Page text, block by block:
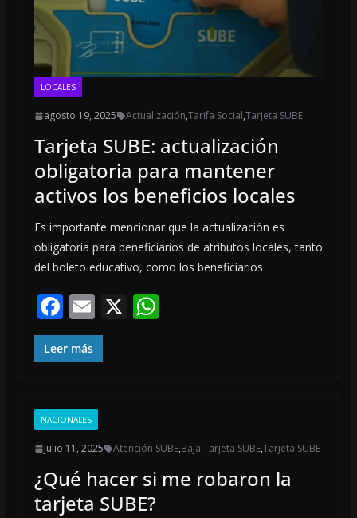
LOCALES
agosto 19, 2025 Actualización,Tarifa Social,Tarjeta SUBE
Tarjeta SUBE: actualización
obligatoria para mantener
activos los beneficios locales
Es importante mencionar que la actualización es
obligatoria para beneficiarios de atributos locales, tanto
del boleto educativo, como los beneficiarios
F
ac
e
o
o
k
E
m
ai
X W
p
Leer más
NACIONALES
julio 11, 2025 Atención SUBE,Baja Tarjeta SUBE,Tarjeta SUBE
¿Qué hacer si me robaron la
tarjeta SUBE?